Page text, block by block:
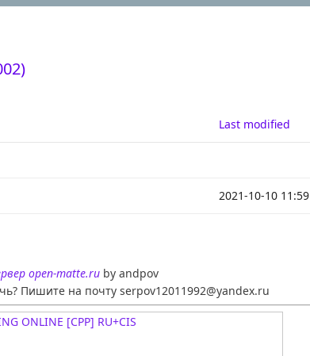
Last modified
2021-10-10 11:59
open-matte.ruby andpov
Пишите на почту serpov12011992@yandex.ru